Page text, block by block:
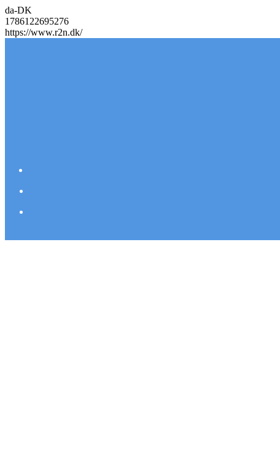
da-DK
1786122695276
https://www.r2n.dk/